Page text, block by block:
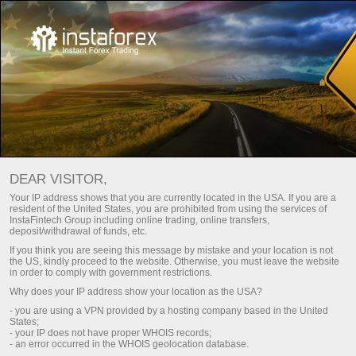
For Beginners अक्सर पूछे जाने वाले प्रश्न
Do you have any
questions?
We have the answers. We created this section
with the most frequently asked questions about
the affiliate program, trading conditions, the
PAMM system, registration, verification, and
other issues.
DEAR VISITOR,
Your IP address shows that you are currently located in the USA. If you are a
resident of the United States, you are prohibited from using the services of
InstaFintech Group including online trading, online transfers,
deposit/withdrawal of funds, etc.
If you think you are seeing this message by mistake and your location is not
the US, kindly proceed to the website. Otherwise, you must leave the website
in order to comply with government restrictions.
Why does your IP address show your location as the USA?
- you are using a VPN provided by a hosting company based in the United
States;
- your IP does not have proper WHOIS records;
- an error occurred in the WHOIS geolocation database.